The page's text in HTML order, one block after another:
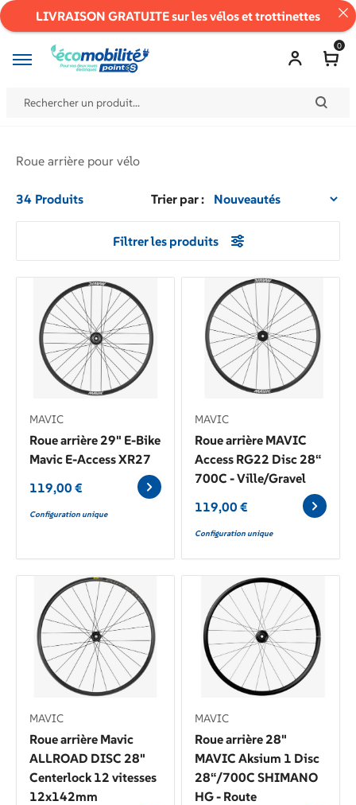
0
Filtrer
produits
et
prix
à
PNA
Taille
unique
Appliquer
les filtres
Supprimer
filtres
Roue arrière pour vélo
34 Produits Trier par :
Filtrer les produits
MAVIC
Roue arrière 29" E-Bike
Mavic E-Access XR27
119,00 €
Configuration unique
MAVIC
Roue arrière MAVIC
Access RG22 Disc 28“
700C - Ville/Gravel
119,00 €
Configuration unique
MAVIC
Roue arrière Mavic
ALLROAD DISC 28"
Centerlock 12 vitesses
12x142mm
MAVIC
Roue arrière 28"
MAVIC Aksium 1 Disc
28“/700C SHIMANO
HG - Route
LIVRAISON GRATUITE sur les vélos et trottinettes